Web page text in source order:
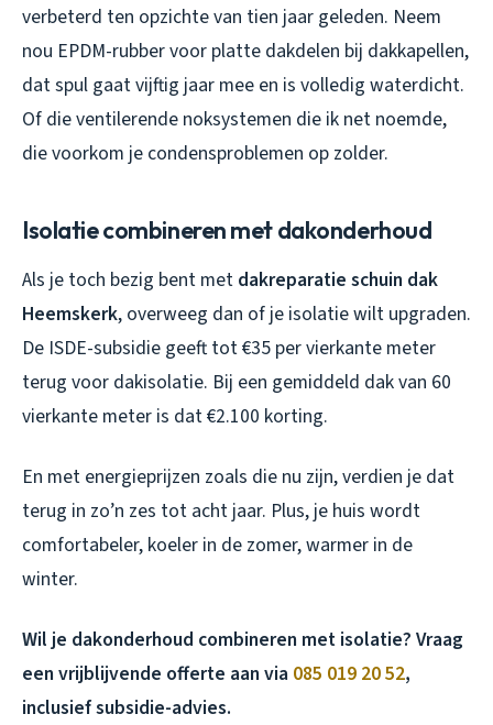
verbeterd ten opzichte van tien jaar geleden. Neem
nou EPDM-rubber voor platte dakdelen bij dakkapellen,
dat spul gaat vijftig jaar mee en is volledig waterdicht.
Of die ventilerende noksystemen die ik net noemde,
die voorkom je condensproblemen op zolder.
Isolatie combineren met dakonderhoud
Als je toch bezig bent met dakreparatie schuin dak
Heemskerk, overweeg dan of je isolatie wilt upgraden.
De ISDE-subsidie geeft tot €35 per vierkante meter
terug voor dakisolatie. Bij een gemiddeld dak van 60
vierkante meter is dat €2.100 korting.
En met energieprijzen zoals die nu zijn, verdien je dat
terug in zo’n zes tot acht jaar. Plus, je huis wordt
comfortabeler, koeler in de zomer, warmer in de
winter.
Wil je dakonderhoud combineren met isolatie? Vraag
een vrijblijvende offerte aan via 085 019 20 52,
inclusief subsidie-advies.